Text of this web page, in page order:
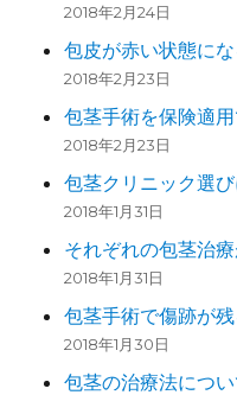
2018年2月24日
包皮が赤い状態に
2018年2月23日
包茎手術を保険適
2018年2月23日
包茎クリニック選
2018年1月31日
それぞれの包茎治
2018年1月31日
包茎手術で傷跡が
2018年1月30日
包茎の治療法につ